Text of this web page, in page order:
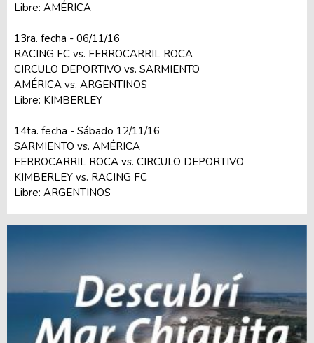
Libre: AMÉRICA
13ra. fecha - 06/11/16
RACING FC vs. FERROCARRIL ROCA
CIRCULO DEPORTIVO vs. SARMIENTO
AMÉRICA vs. ARGENTINOS
Libre: KIMBERLEY
14ta. fecha - Sábado 12/11/16
SARMIENTO vs. AMÉRICA
FERROCARRIL ROCA vs. CIRCULO DEPORTIVO
KIMBERLEY vs. RACING FC
Libre: ARGENTINOS